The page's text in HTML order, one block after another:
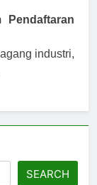
Pendaftaran
industri,
SEARCH